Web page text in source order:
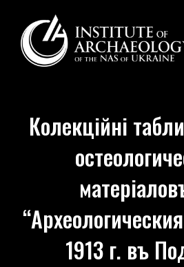
Колекційні
1913 г. въ